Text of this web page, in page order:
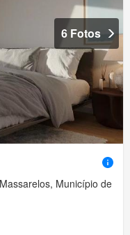
6 Fotos
Município de